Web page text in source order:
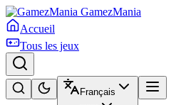
GamezMania
Accueil
Tous les jeux
Français